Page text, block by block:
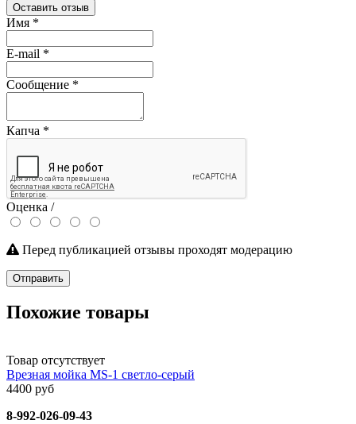
Оставить отзыв
Имя *
E-mail *
Сообщение *
Капча *
Оценка /
Перед публикацией отзывы проходят модерацию
Отправить
Похожие товары
Товар отсутствует
Врезная мойка MS-1 светло-серый
4400 руб
8-992-026-09-43